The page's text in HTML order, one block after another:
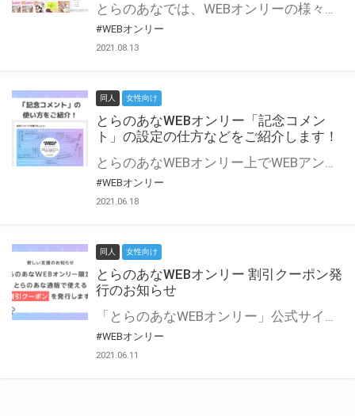
とらのあなでは、WEBオンリーの様々な支援を実施しています。 今回は2021年9月に実装を予定しているアップデート情報についてご紹介いたします。 とらのあなWEBオンリーサイトはこちら
#WEBオンリー
2021.08.13
同人 女性向け
とらのあなWEBオンリー「記念コメン
ト」の設定の仕方などをご紹介します！
とらのあなWEBオンリー上でWEBアンソロジーが作成できる「記念コメント」について、その使い方や作成手順を解説します！ 支援タイプを「サークル参加型」「サークル参加型・マルシェ(イベント会場)機能付き」でお申し込みいただいている主催者様はぜひご活用ください♪ とらのあなWEBオンリーサイトはこちら
#WEBオンリー
2021.06.18
同人 女性向け
とらのあなWEBオンリー 割引クーポン発
行のお知らせ
「とらのあなWEBオンリー」公式サイトでとらのあな通販の「割引クーポン」を配布中！ イベントごとに開催当日限定で使える割引クーポンのシリアルコードを発行します。 とらのあなWEBオンリーのページをチェックして、イベント当日にお得にお買い物を楽しみましょう♪ ※本キャンペーンは予告なく終了する場合がございます。 とらのあなWEBオンリーサイトはこちら
#WEBオンリー
2021.06.11